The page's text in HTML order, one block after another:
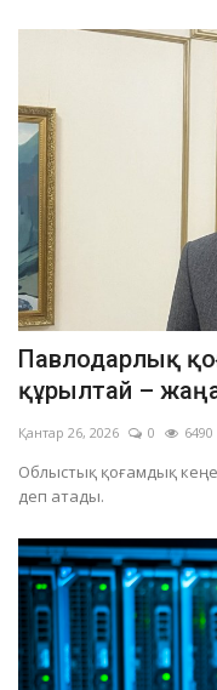
Павлодарлық
құрылтай –
Қантар 26, 2026 0 6490
Облыстық қоғамдық
деп атады.